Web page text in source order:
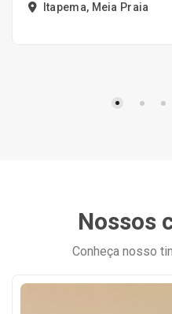
Itapema, Meia Praia
Nossos
Conheça nosso